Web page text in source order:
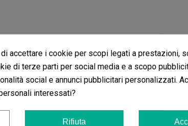
accettare i cookie per scopi legati a prestazioni,
di terze parti per social media e a scopo
social e annunci pubblicitari personalizzati.
interessati?
Rifiuta